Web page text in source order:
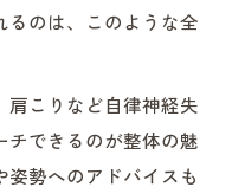
るのは、このような全
肩こりなど自律神経失
チできるのが整体の魅
勢へのアドバイスも